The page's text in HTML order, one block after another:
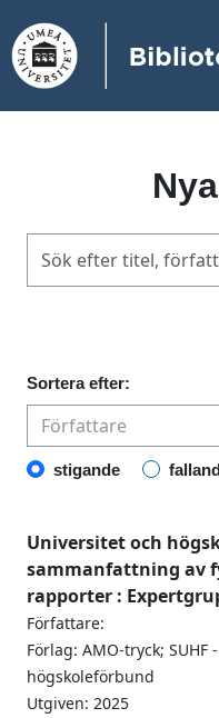
Sortera efter:
stigande
Universitet och
sammanfattning av
rapporter :
Författare:
Förlag: AMO-tryck;
högskoleförbund
Utgiven: 2025